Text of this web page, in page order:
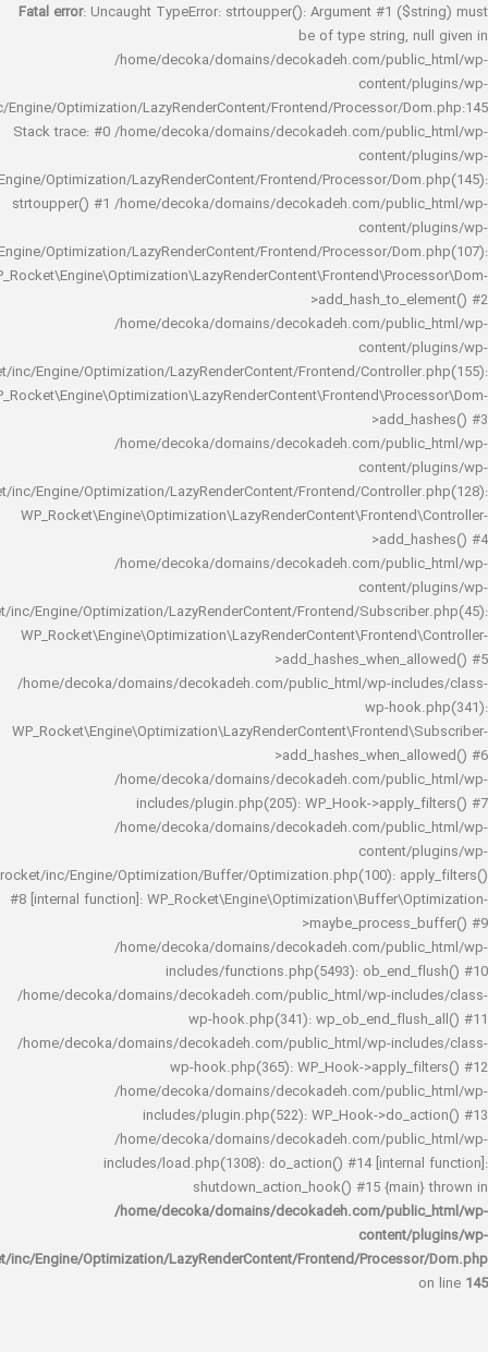
Fatal error : Uncaught TypeError: strtoupper(): Argument #1
be of type string,
/home/decoka/domains/decokadeh.com/
rocket/inc/Engine/Optimization/LazyRenderContent/Frontend/Processor/
Stack trace: #0 /home/decoka/domains/decokadeh.com/
rocket/inc/Engine/Optimization/LazyRenderContent/Frontend/Processor/
strtoupper() #1 /home/decoka/domains/decokadeh.com/
rocket/inc/Engine/Optimization/LazyRenderContent/Frontend/Processor/
/home/decoka/domains/decokadeh.com/
rocket/inc/Engine/Optimization/LazyRenderContent/Frontend/
/home/decoka/domains/decokadeh.com/
rocket/inc/Engine/Optimization/LazyRenderContent/Frontend/
/home/decoka/domains/decokadeh.com/
rocket/inc/Engine/Optimization/LazyRenderContent/Frontend/
/home/decoka/domains/decokadeh.com/public_html/wp-
wp-
/home/decoka/domains/decokadeh.com/
includes/plugin.php(205): WP_Hook-
/home/decoka/domains/decokadeh.com/
rocket/inc/Engine/Optimization/Buffer/Optimization.php(100):
#8 [internal function]:
/home/decoka/domains/decokadeh.com/
includes/functions.php(5493):
/home/decoka/domains/decokadeh.com/public_html/wp-
wp-hook.php(341):
/home/decoka/domains/decokadeh.com/public_html/wp-
wp-hook.php(365): WP_Hook-
/home/decoka/domains/decokadeh.com/
includes/plugin.php(522): WP_Hook-
/home/decoka/domains/decokadeh.com/
includes/load.php(1308): do_action() #14
shutdown_action_hook() #15
/home/decoka/domains/decokadeh.com/
rocket/inc/Engine/Optimization/LazyRenderContent/Frontend/